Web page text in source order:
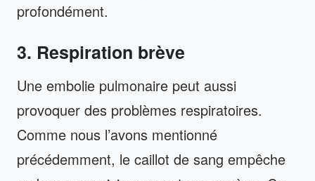
profondément.
3. Respiration brève
Une embolie pulmonaire peut aussi
provoquer des problèmes respiratoires.
Comme nous l’avons mentionné
précédemment, le caillot de sang empêche